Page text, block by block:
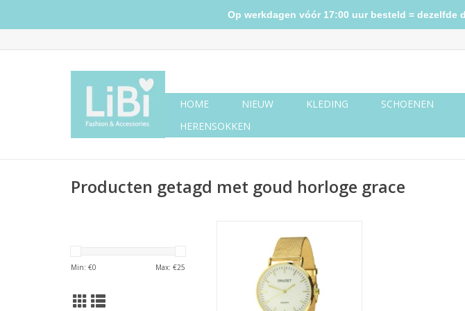
HOME NIEUW KLEDING SCHOENEN
HERENSOKKEN
Producten getagd met goud horloge grace
Min: €0 Max: €25
Op werkdagen vóór 17:00 uur besteld = dezelfde